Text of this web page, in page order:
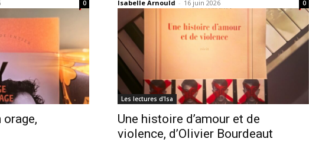
0 Isabelle Arnould - 16 juin 2026 0
Les lectures d'Isa
Une histoire d’amour et de
violence, d’Olivier Bourdeaut